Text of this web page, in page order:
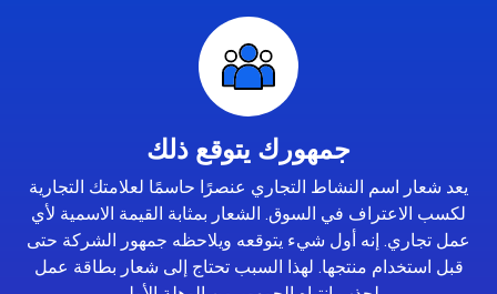
جمهورك يتوقع ذلك
يعد شعار اسم النشاط التجاري عنصرًا حاسمًا لعلامتك التجارية
لكسب الاعتراف في السوق. الشعار بمثابة القيمة الاسمية لأي
عمل تجاري. إنه أول شيء يتوقعه ويلاحظه جمهور الشركة حتى
قبل استخدام منتجها. لهذا السبب تحتاج إلى شعار بطاقة عمل